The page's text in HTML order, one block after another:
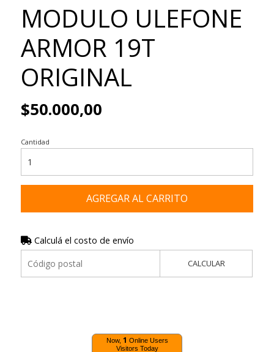
MODULO ULEFONE
ARMOR 19T
ORIGINAL
$50.000,00
Cantidad
AGREGAR AL CARRITO
Calculá el costo de envío
CALCULAR
Now, 1 Online Users
Visitors Today